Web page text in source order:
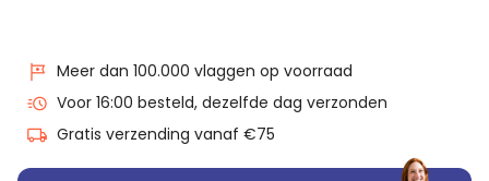
Meer dan 100.000 vlaggen op voorraad
Voor 16:00 besteld, dezelfde dag verzonden
Gratis verzending vanaf €75